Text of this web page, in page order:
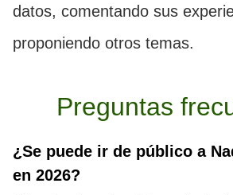
datos, comentando sus
proponiendo otros temas.
Preguntas
¿Se puede ir de público a
en 2026?